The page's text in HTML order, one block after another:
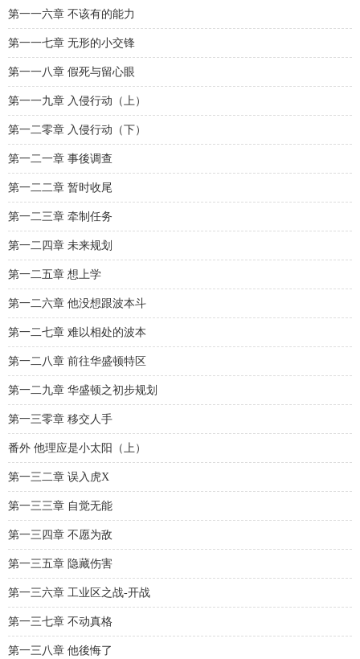
第一一六章 不该有的能力
第一一七章 无形的小交锋
第一一八章 假死与留心眼
第一一九章 入侵行动（上）
第一二零章 入侵行动（下）
第一二一章 事後调查
第一二二章 暂时收尾
第一二三章 牵制任务
第一二四章 未来规划
第一二五章 想上学
第一二六章 他没想跟波本斗
第一二七章 难以相处的波本
第一二八章 前往华盛顿特区
第一二九章 华盛顿之初步规划
第一三零章 移交人手
番外 他理应是小太阳（上）
第一三二章 误入虎X
第一三三章 自觉无能
第一三四章 不愿为敌
第一三五章 隐藏伤害
第一三六章 工业区之战-开战
第一三七章 不动真格
第一三八章 他後悔了